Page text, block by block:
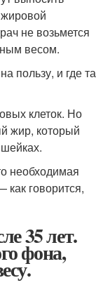
жировой
не возьмется
весом.
пользу, и где та
клеток. Но
жир, который
необходимая
говорится,
35 лет.
фона,